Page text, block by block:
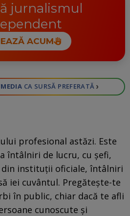
jurnalismul
ACUM
CA SURSĂ PREFERATĂ ›
profesional astăzi. Este
întâlniri de lucru, cu șefi,
din instituții oficiale, întâlniri
iei cuvântul. Pregătește-te
în public, chiar dacă te afli
cunoscute și